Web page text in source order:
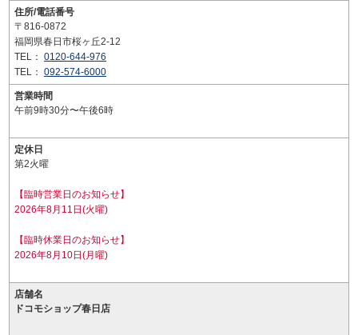
住所/電話番号
〒816-0872
福岡県春日市桜ヶ丘2-12
TEL： 0120-644-976
TEL： 092-574-6000
営業時間
午前9時30分〜午後6時
定休日
第2火曜
【臨時営業日のお知らせ】
2026年8月11日(火曜)
【臨時休業日のお知らせ】
2026年8月10日(月曜)
店舗名
ドコモショップ春日店